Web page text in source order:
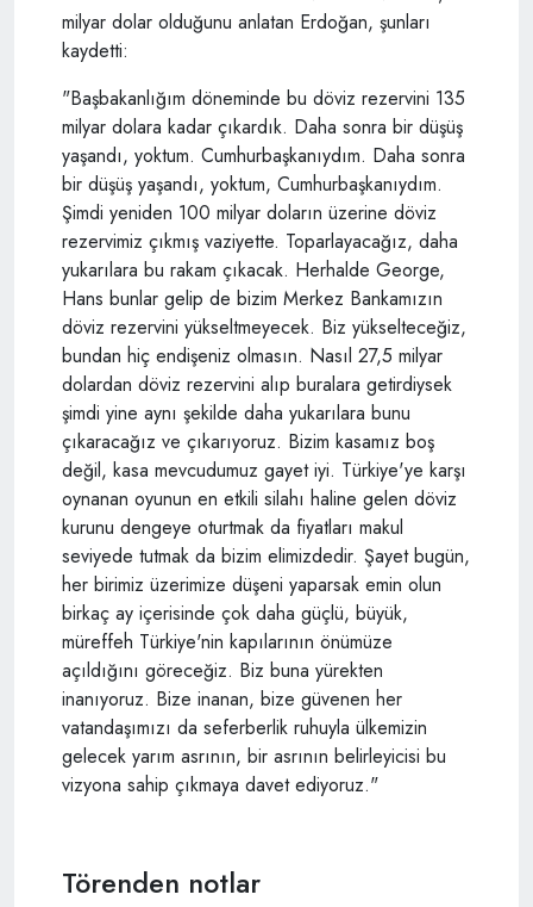
milyar dolar olduğunu anlatan Erdoğan, şunları
kaydetti:
"Başbakanlığım döneminde bu döviz rezervini 135
milyar dolara kadar çıkardık. Daha sonra bir düşüş
yaşandı, yoktum. Cumhurbaşkanıydım. Daha sonra
bir düşüş yaşandı, yoktum, Cumhurbaşkanıydım.
Şimdi yeniden 100 milyar doların üzerine döviz
rezervimiz çıkmış vaziyette. Toparlayacağız, daha
yukarılara bu rakam çıkacak. Herhalde George,
Hans bunlar gelip de bizim Merkez Bankamızın
döviz rezervini yükseltmeyecek. Biz yükselteceğiz,
bundan hiç endişeniz olmasın. Nasıl 27,5 milyar
dolardan döviz rezervini alıp buralara getirdiysek
şimdi yine aynı şekilde daha yukarılara bunu
çıkaracağız ve çıkarıyoruz. Bizim kasamız boş
değil, kasa mevcudumuz gayet iyi. Türkiye'ye karşı
oynanan oyunun en etkili silahı haline gelen döviz
kurunu dengeye oturtmak da fiyatları makul
seviyede tutmak da bizim elimizdedir. Şayet bugün,
her birimiz üzerimize düşeni yaparsak emin olun
birkaç ay içerisinde çok daha güçlü, büyük,
müreffeh Türkiye'nin kapılarının önümüze
açıldığını göreceğiz. Biz buna yürekten
inanıyoruz. Bize inanan, bize güvenen her
vatandaşımızı da seferberlik ruhuyla ülkemizin
gelecek yarım asrının, bir asrının belirleyicisi bu
vizyona sahip çıkmaya davet ediyoruz."
Törenden notlar